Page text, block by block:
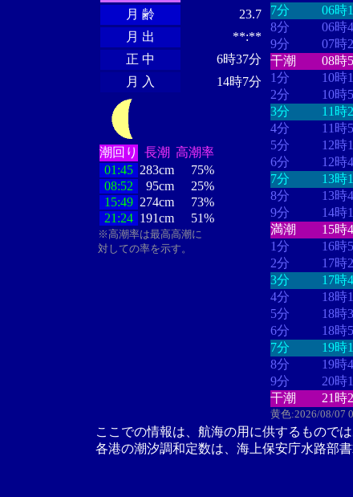
月 齢
23.7
月 出
**:**
正 中
6時37分
月 入
14時7分
潮回り 長潮 高潮率
01:45 283cm
75%
08:52
95cm
25%
15:49 274cm
73%
21:24 191cm 51%
※高潮率は最高高潮に
対しての率を示す。
7分
06時
8分
06時
9分
07時
干潮
08時
1分
10時
2分
10時
3分
11時
4分
11時
5分
12時
6分
12時
7分
13時
8分
13時
9分
14時
満潮
15時
1分
16時
2分
17時
3分
17時
4分
18時
5分
18時
6分
18時
7分
19時
8分
19時
9分
20時
干潮
21時
黄色:2026/08/07
ここでの情報は、航海の用に供するもので
各港の潮汐調和定数は、海上保安庁水路部